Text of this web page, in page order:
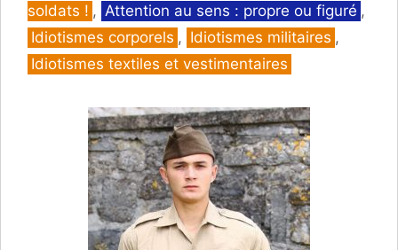
soldats ! , Attention au sens : propre ou figuré ,
Idiotismes corporels , Idiotismes militaires ,
Idiotismes textiles et vestimentaires